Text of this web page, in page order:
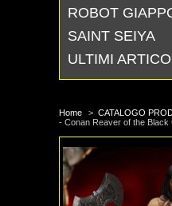
ROBOT
SAINT SEIYA
ULTIMI
Home > CATALOGO
- Conan Reaver of the Black